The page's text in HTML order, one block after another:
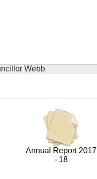
Webb
Annual Report 2017
- 18